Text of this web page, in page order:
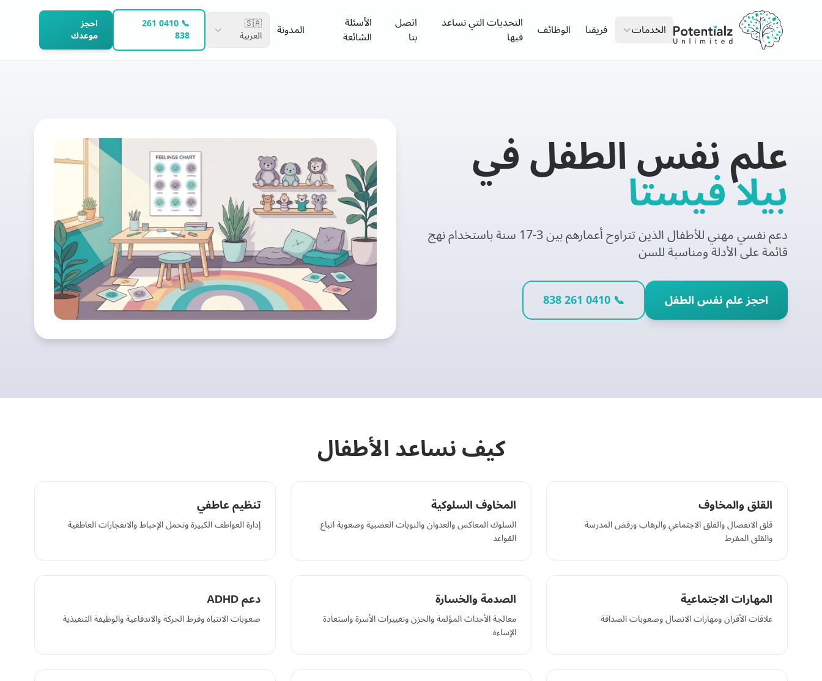
الخدمات فريقنا الوظائف التحديات التي نساعد
فيها
اتصل
بنا
الأسئلة
الشائعة المدونة 🇸🇦
العربية
📞 0410 261
838
احجز
موعدك
علم نفس الطفل في
بيلا فيستا
دعم نفسي مهني للأطفال الذين تتراوح أعمارهم بين 3-17 سنة باستخدام نهج
قائمة على الأدلة ومناسبة للسن
احجز علم نفس الطفل 📞 0410 261 838
كيف نساعد الأطفال
القلق والمخاوف
قلق الانفصال والقلق الاجتماعي والرهاب ورفض المدرسة
والقلق المفرط
المخاوف السلوكية
السلوك المعاكس والعدوان والنوبات الغضبية وصعوبة اتباع
القواعد
تنظيم عاطفي
إدارة العواطف الكبيرة وتحمل الإحباط والانفجارات العاطفية
المهارات الاجتماعية
علاقات الأقران ومهارات الاتصال وصعوبات الصداقة
الصدمة والخسارة
معالجة الأحداث المؤلمة والحزن وتغييرات الأسرة واستعادة
الإساءة
دعم ADHD
صعوبات الانتباه وفرط الحركة والاندفاعية والوظيفة التنفيذية